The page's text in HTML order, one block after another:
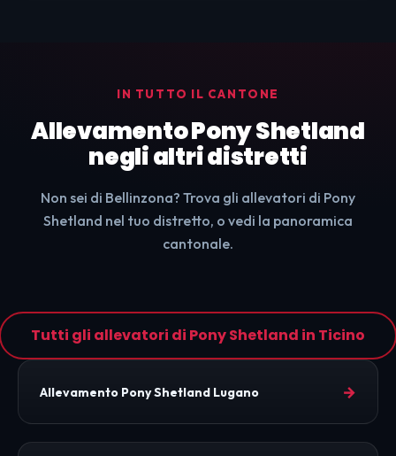
IN TUTTO IL CANTONE
Allevamento Pony Shetland
negli altri distretti
Non sei di Bellinzona? Trova gli allevatori di Pony
Shetland nel tuo distretto, o vedi la panoramica
cantonale.
Tutti gli allevatori di Pony Shetland in Ticino
Allevamento Pony Shetland Lugano →